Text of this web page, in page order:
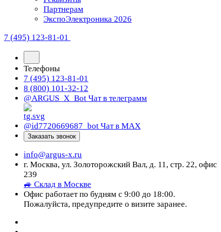
Партнерам
ЭкспоЭлектроника 2026
7 (495) 123-81-01
Телефоны
7 (495) 123-81-01
8 (800) 101-32-12
@ARGUS_X_Bot Чат в телеграмм
@id7720669687_bot Чат в МАХ
Заказать звонок
info@argus-x.ru
г. Москва, ул. Золоторожский Вал, д. 11, стр. 22, офис
239
🚙 Склад в Москве
Офис работает по будням с 9:00 до 18:00.
Пожалуйста, предупредите о визите заранее.